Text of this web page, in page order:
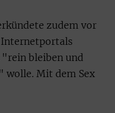
zudem vor
"rein bleiben und
wolle. Mit dem Sex